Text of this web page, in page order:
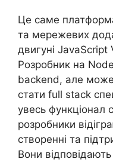
Це саме
та мережевих
двигуні JavaScript
Розробник на
backend, але
стати full stack
увесь функціонал
розробники
створенні та
Вони